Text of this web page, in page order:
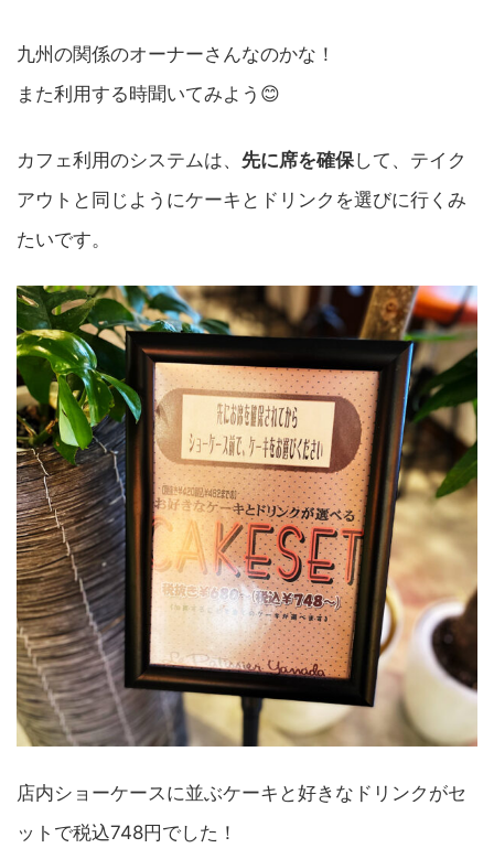
九州の関係のオーナーさんなのかな！
また利用する時聞いてみよう😊
カフェ利用のシステムは、 先に席を確保して、テイク
アウトと同じようにケーキとドリンクを選びに行くみ
たいです。
店内ショーケースに並ぶケーキと好きなドリンクがセ
ットで税込748円でした！